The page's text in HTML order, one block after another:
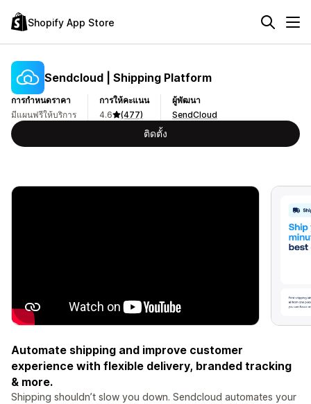
Shopify App Store
Sendcloud | Shipping Platform
การกำหนดราคา
มีแผนฟรีให้บริการ
การให้คะแนน
4.6
(477)
ผู้พัฒนา
SendCloud
ติดตั้ง
Automate shipping and improve customer
experience with flexible delivery, branded tracking
& more.
Shipping shouldn’t slow you down. Sendcloud automates your